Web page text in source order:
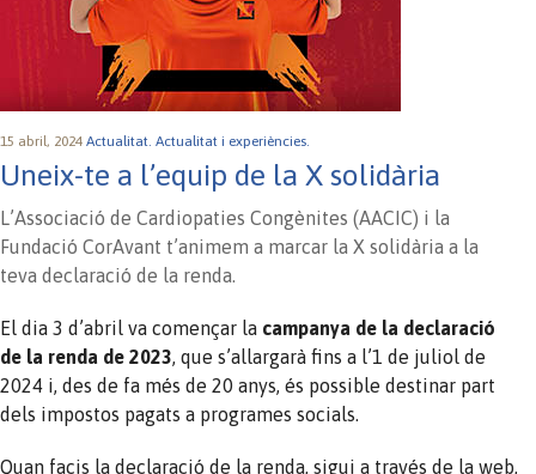
15 abril, 2024 Actualitat. Actualitat i experiències.
Uneix-te a l’equip de la X solidària
L’Associació de Cardiopaties Congènites (AACIC) i la
Fundació CorAvant t’animem a marcar la X solidària a la
teva declaració de la renda.
El dia 3 d’abril va començar la campanya de la declaració
de la renda de 2023 , que s’allargarà fins a l’1 de juliol de
2024 i, des de fa més de 20 anys, és possible destinar part
dels impostos pagats a programes socials.
Quan facis la declaració de la renda, sigui a través de la web,